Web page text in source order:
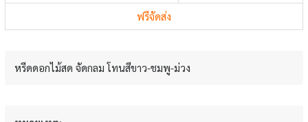
ฟรีจัดส่ง
หรีดดอกไม้สด จัดกลม โทนสีขาว-ชมพู-ม่วง